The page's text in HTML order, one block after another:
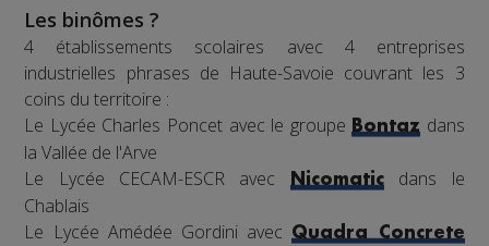
Les binômes ?
4 établissements scolaires avec 4 entreprises
industrielles phrases de Haute-Savoie couvrant les 3
coins du territoire :
Le Lycée Charles Poncet avec le groupe Bontaz dans
la Vallée de l'Arve
Le Lycée CECAM-ESCR avec
Nicomaticdans le
Chablais
Le Lycée Amédée Gordini avecQuadra Concrete